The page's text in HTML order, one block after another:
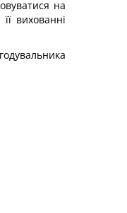
на
вихованні